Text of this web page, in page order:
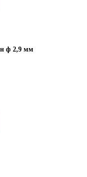
ф 2,9 мм